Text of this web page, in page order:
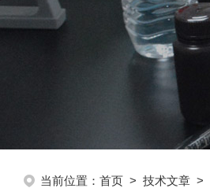
当前位置： 首页> 技术文章>